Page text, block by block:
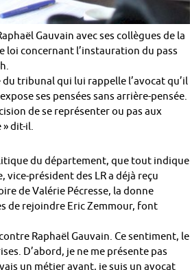
Gauvain avec ses collègues de la
loi concernant l’instauration du pass
tribunal qui lui rappelle l’avocat qu’il
ses pensées sans arrière-pensée.
de se représenter ou pas aux
» dit-il.
du département, que tout indique
président des LR a déjà reçu
de Valérie Pécresse, la donne
de rejoindre Eric Zemmour, font
Raphaël Gauvain. Ce sentiment, le
D’abord, je ne me présente pas
un métier avant, je suis un avocat